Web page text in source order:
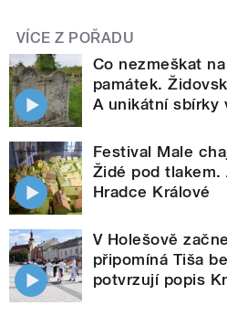
VÍCE Z POŘADU
Co nezmeškat
památek.
A unikátní sbírky
Festival Male
Židé pod
Hradce Králové
V Holešově
připomíná Tiša
potvrzují popis